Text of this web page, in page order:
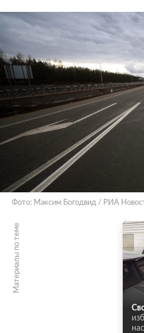
Фото: Максим Богодвид / РИА
Материалы по теме